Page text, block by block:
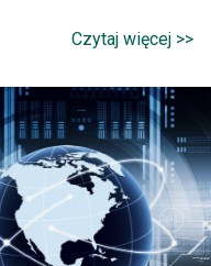
Czytaj więcej >>